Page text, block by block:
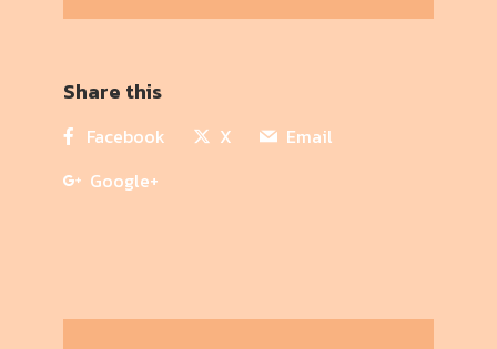
Share this
Facebook X
Email
Google+